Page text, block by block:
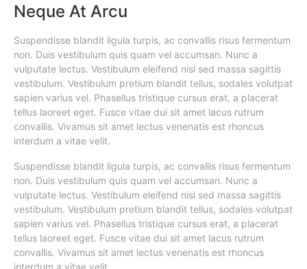
Neque At Arcu
Suspendisse blandit ligula turpis, ac convallis risus fermentum
non. Duis vestibulum quis quam vel accumsan. Nunc a
vulputate lectus. Vestibulum eleifend nisl sed massa sagittis
vestibulum. Vestibulum pretium blandit tellus, sodales volutpat
sapien varius vel. Phasellus tristique cursus erat, a placerat
tellus laoreet eget. Fusce vitae dui sit amet lacus rutrum
convallis. Vivamus sit amet lectus venenatis est rhoncus
interdum a vitae velit.
Suspendisse blandit ligula turpis, ac convallis risus fermentum
non. Duis vestibulum quis quam vel accumsan. Nunc a
vulputate lectus. Vestibulum eleifend nisl sed massa sagittis
vestibulum. Vestibulum pretium blandit tellus, sodales volutpat
sapien varius vel. Phasellus tristique cursus erat, a placerat
tellus laoreet eget. Fusce vitae dui sit amet lacus rutrum
convallis. Vivamus sit amet lectus venenatis est rhoncus
interdum a vitae velit.